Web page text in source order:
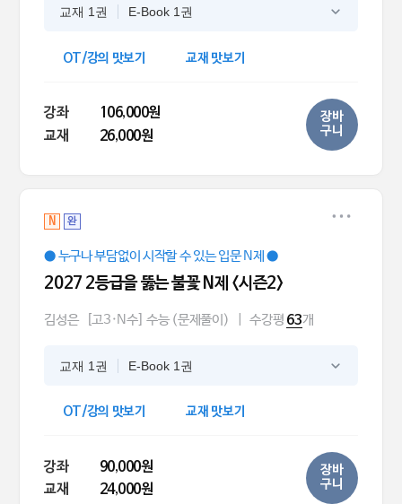
교재 1권 E-Book 1권
OT/강의 맛보기 교재 맛보기
강좌
106,000원
교재
26,000원
장바
구니
N 완
● 누구나 부담없이 시작할 수 있는 입문 N제 ●
2027 2등급을 뚫는 불꽃 N제 <시즌2>
김성은 [고3·N수] 수능 (문제풀이) 수강평 63개
교재 1권 E-Book 1권
OT/강의 맛보기 교재 맛보기
강좌
90,000원
교재
24,000원
장바
구니